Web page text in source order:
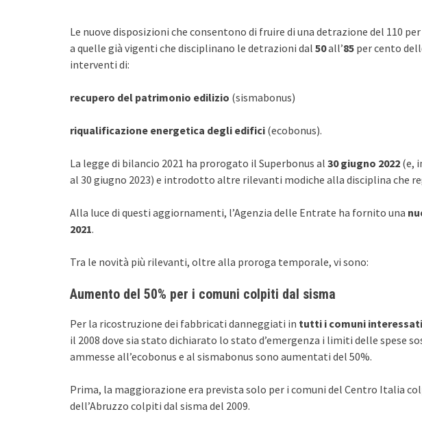
Le nuove disposizioni che consentono di fruire di una detrazione del 110
a quelle già vigenti che disciplinano le detrazioni dal 50all’85 per cento
interventi di:
recupero del patrimonio edilizio (sismabonus)
riqualificazione energetica degli edifici (ecobonus).
La legge di bilancio 2021 ha prorogato il Superbonus al 30 giugno 2022 (e,
al 30 giugno 2023) e introdotto altre rilevanti modiche alla disciplina che
Alla luce di questi aggiornamenti, l’Agenzia delle Entrate ha fornito una
2021.
Tra le novità più rilevanti, oltre alla proroga temporale, vi sono:
Aumento del 50% per i comuni colpiti dal sisma
Per la ricostruzione dei fabbricati danneggiati in tutti i comuni
il 2008 dove sia stato dichiarato lo stato d’emergenza i limiti delle spese
ammesse all’ecobonus e al sismabonus sono aumentati del 50%.
Prima, la maggiorazione era prevista solo per i comuni del Centro Italia
dell’Abruzzo colpiti dal sisma del 2009.